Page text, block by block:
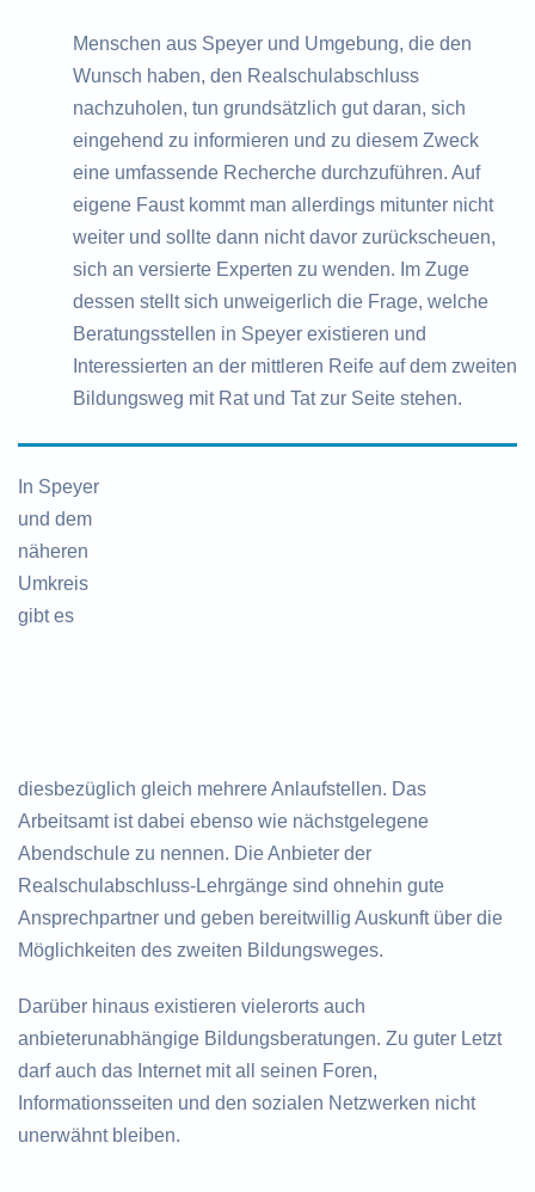
Menschen aus Speyer und Umgebung, die den
Wunsch haben, den Realschulabschluss
nachzuholen, tun grundsätzlich gut daran, sich
eingehend zu informieren und zu diesem Zweck
eine umfassende Recherche durchzuführen. Auf
eigene Faust kommt man allerdings mitunter nicht
weiter und sollte dann nicht davor zurückscheuen,
sich an versierte Experten zu wenden. Im Zuge
dessen stellt sich unweigerlich die Frage, welche
Beratungsstellen in Speyer existieren und
Interessierten an der mittleren Reife auf dem zweiten
Bildungsweg mit Rat und Tat zur Seite stehen.
In Speyer
und dem
näheren
Umkreis
gibt es
diesbezüglich gleich mehrere Anlaufstellen. Das
Arbeitsamt ist dabei ebenso wie nächstgelegene
Abendschule zu nennen. Die Anbieter der
Realschulabschluss-Lehrgänge sind ohnehin gute
Ansprechpartner und geben bereitwillig Auskunft über die
Möglichkeiten des zweiten Bildungsweges.
Darüber hinaus existieren vielerorts auch
anbieterunabhängige Bildungsberatungen. Zu guter Letzt
darf auch das Internet mit all seinen Foren,
Informationsseiten und den sozialen Netzwerken nicht
unerwähnt bleiben.